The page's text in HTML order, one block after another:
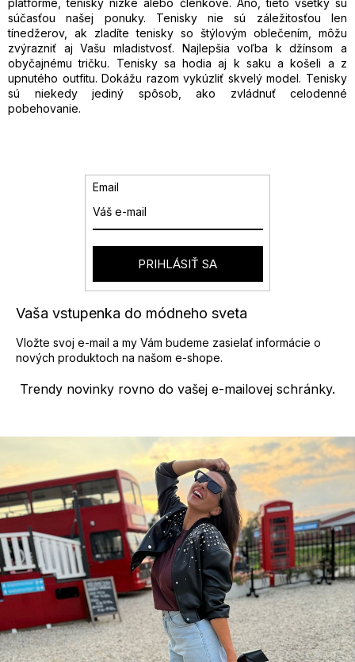
c
i
e
p
v
k
o
v
a
n
e
platforme, tenisky nízke alebo členkové. Áno, tieto všetky sú
súčasťou našej ponuky. Tenisky nie sú záležitosťou len
tínedžerov, ak zladíte tenisky so štýlovým oblečením, môžu
zvýrazniť aj Vašu mladistvosť. Najlepšia voľba k džínsom a
obyčajnému tričku. Tenisky sa hodia aj k saku a košeli a z
upnutého outfitu. Dokážu razom vykúzliť skvelý model. Tenisky
sú niekedy jediný spôsob, ako zvládnuť celodenné
pobehovanie.
Trendy novinky rovno do vašej e-mailovej schránky.
Vaša vstupenka do módneho sveta
Vložte svoj e-mail a my Vám budeme zasielať informácie o
nových produktoch na našom e-shope.
Email
PRIHLÁSIŤ SA